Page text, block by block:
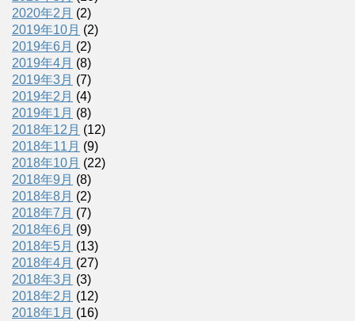
2020年2月 (2)
2019年10月 (2)
2019年6月 (2)
2019年4月 (8)
2019年3月 (7)
2019年2月 (4)
2019年1月 (8)
2018年12月 (12)
2018年11月 (9)
2018年10月 (22)
2018年9月 (8)
2018年8月 (2)
2018年7月 (7)
2018年6月 (9)
2018年5月 (13)
2018年4月 (27)
2018年3月 (3)
2018年2月 (12)
2018年1月 (16)